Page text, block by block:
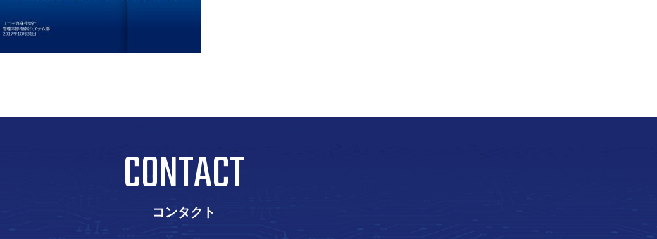
CONTACT
コンタクト